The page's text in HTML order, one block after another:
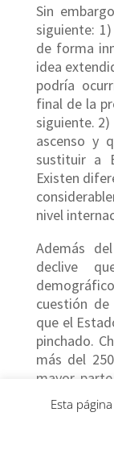
Sin
siguiente:
de forma
idea
podría
final de la
siguiente. 2)
ascenso y
sustituir a
Existen
nivel
Además
declive
cuestión
que el
pinchado.
más del
mayor
Esta